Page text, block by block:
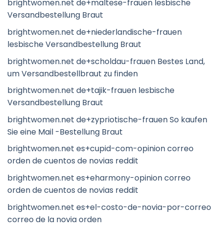
brightwomen.net de+maltese-frauen lesbische
Versandbestellung Braut
brightwomen.net de+niederlandische-frauen
lesbische Versandbestellung Braut
brightwomen.net de+scholdau-frauen Bestes Land,
um Versandbestellbraut zu finden
brightwomen.net de+tajik-frauen lesbische
Versandbestellung Braut
brightwomen.net de+zypriotische-frauen So kaufen
Sie eine Mail -Bestellung Braut
brightwomen.net es+cupid-com-opinion correo
orden de cuentos de novias reddit
brightwomen.net es+eharmony-opinion correo
orden de cuentos de novias reddit
brightwomen.net es+el-costo-de-novia-por-correo
correo de la novia orden